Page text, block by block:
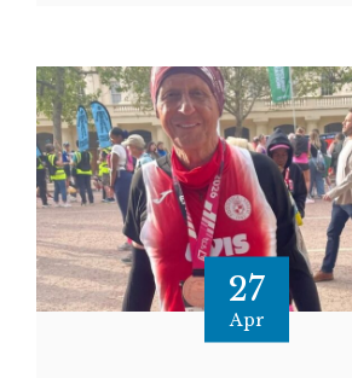
27
Apr